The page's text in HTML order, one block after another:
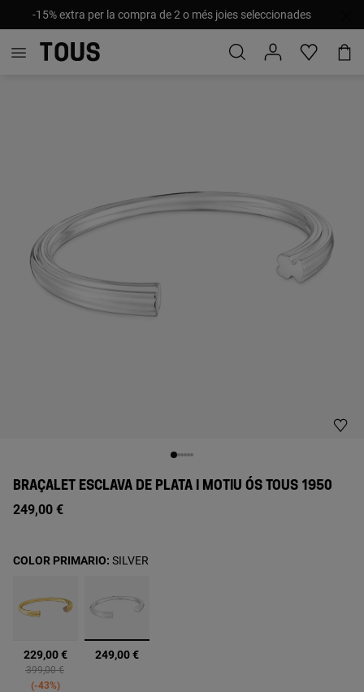
-15% extra per la compra de 2 o més joies seleccionades
BRAÇALET ESCLAVA DE PLATA I MOTIU ÓS TOUS 1950
249,00 €
229,00 €
Price reduced from
399,00 €to
-43%
seleccionats
249,00 €
COLOR PRIMARIO: SILVER